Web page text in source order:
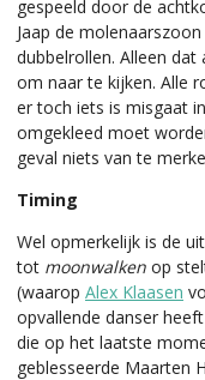
gespeeld door de
Jaap de molenaarszoon
dubbelrollen. Alleen dat
om naar te kijken. Alle
er toch iets is misgaat
omgekleed moet
geval niets van te
Timing
Wel opmerkelijk is de
tot moonwalken op
(waarop Alex Klaasen
opvallende danser
die op het laatste
geblesseerde Maarten